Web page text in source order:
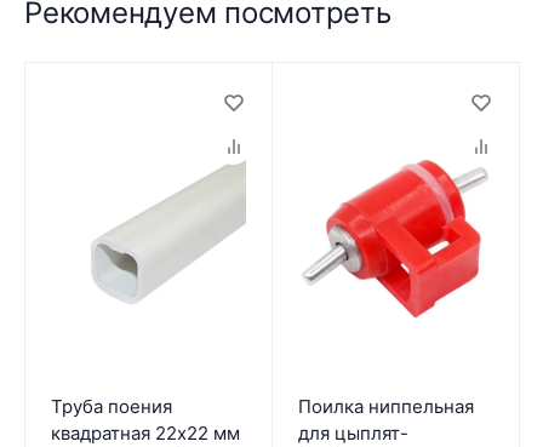
Рекомендуем посмотреть
Труба поения
квадратная 22х22 мм
Поилка ниппельная
для цыплят-